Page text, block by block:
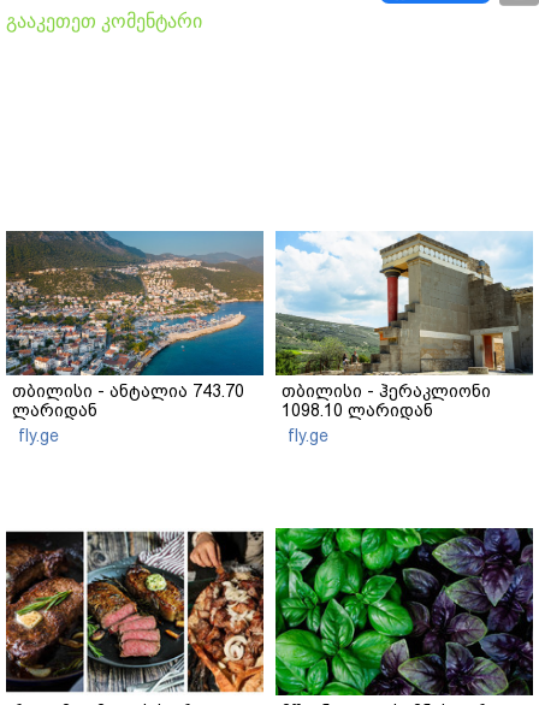
გააკეთეთ კომენტარი
თბილისი - ანტალია 743.70
ლარიდან
fly.ge
თბილისი - ჰერაკლიონი
1098.10 ლარიდან
fly.ge